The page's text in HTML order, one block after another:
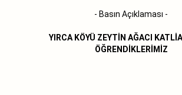
- Basın Açıklaması -
YIRCA KÖYÜ ZEYTİN AĞACI
ÖĞRENDİKLERİMİZ